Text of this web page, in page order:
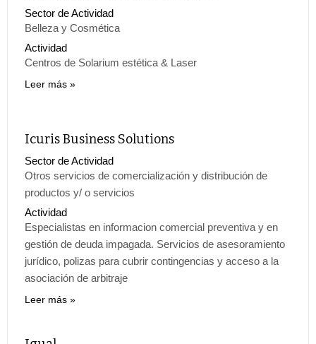
Sector de Actividad
Belleza y Cosmética
Actividad
Centros de Solarium estética & Laser
Leer más
Icuris Business Solutions
Sector de Actividad
Otros servicios de comercialización y distribución de
productos y/ o servicios
Actividad
Especialistas en informacion comercial preventiva y en
gestión de deuda impagada. Servicios de asesoramiento
jurídico, polizas para cubrir contingencias y acceso a la
asociación de arbitraje
Leer más